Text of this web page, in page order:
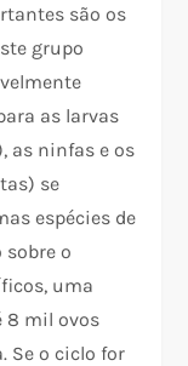
são os
grupo
as larvas
as ninfas e os
se
espécies de
o
uma
8 mil ovos
Se o ciclo for